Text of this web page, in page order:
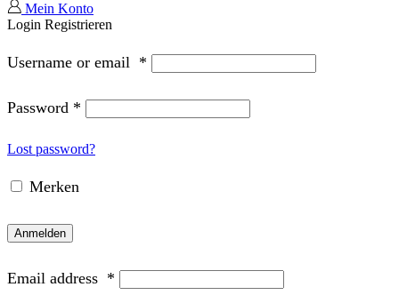
Mein Konto
Login Registrieren
Username or email *
Password *
Lost password?
Merken
Anmelden
Email address *